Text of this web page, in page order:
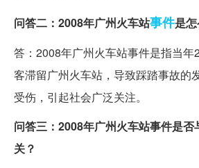
问答二：2008年广州火车站事件是
答：2008年广州火车站事件是指当年
客滞留广州火车站，导致踩踏事故的
受伤，引起社会广泛关注。
问答三：2008年广州火车站事件是否
关？